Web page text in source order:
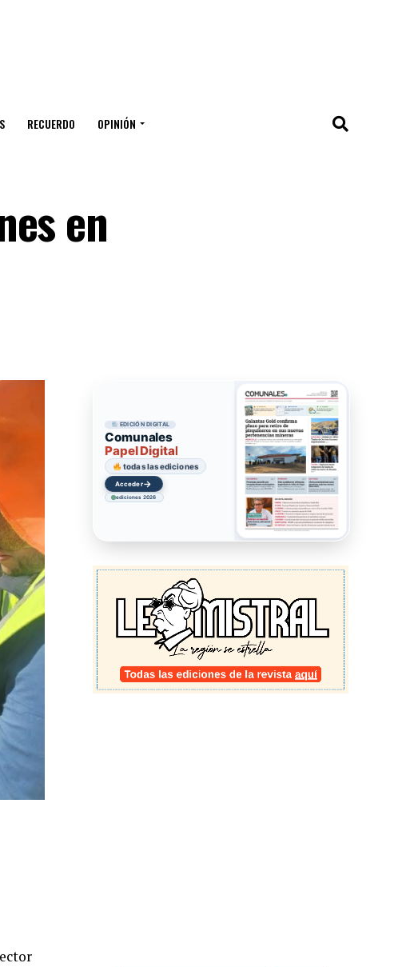
RECUERDO OPINIÓN
en
EDICIÓN DIGITAL
Comunales
Papel Digital
todas las ediciones
Acceder→
ediciones 2026